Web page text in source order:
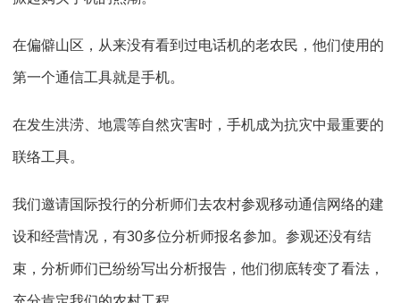
在偏僻山区，从来没有看到过电话机的老农民，他们使用的
第一个通信工具就是手机。
在发生洪涝、地震等自然灾害时，手机成为抗灾中最重要的
联络工具。
我们邀请国际投行的分析师们去农村参观移动通信网络的建
设和经营情况，有30多位分析师报名参加。参观还没有结
束，分析师们已纷纷写出分析报告，他们彻底转变了看法，